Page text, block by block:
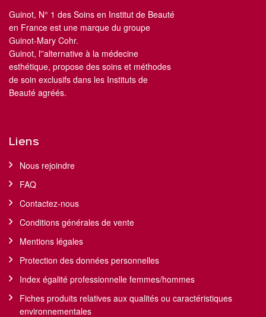
Guinot, N° 1 des Soins en Institut de Beauté
en France est une marque du groupe
Guinot-Mary Cohr.
Guinot, l''alternative à la médecine
esthétique, propose des soins et méthodes
de soin exclusifs dans les Instituts de
Beauté agréés.
Liens
Nous rejoindre
FAQ
Contactez-nous
Conditions générales de vente
Mentions légales
Protection des données personnelles
Index égalité professionnelle femmes/hommes
Fiches produits relatives aux qualités ou caractéristiques
environnementales